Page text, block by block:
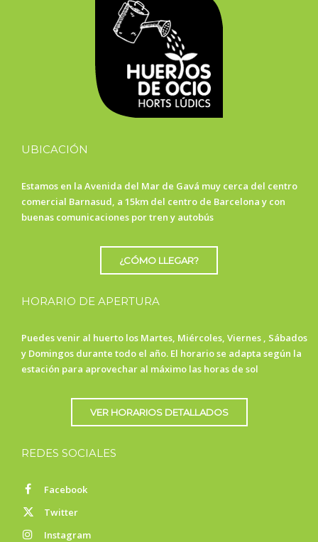
UBICACIÓN
Estamos en la Avenida del Mar de Gavá muy cerca del centro
comercial Barnasud, a 15km del centro de Barcelona y con
buenas comunicaciones por tren y autobús
¿CÓMO LLEGAR?
HORARIO DE APERTURA
Puedes venir al huerto los Martes, Miércoles, Viernes , Sábados
y Domingos durante todo el año. El horario se adapta según la
estación para aprovechar al máximo las horas de sol
VER HORARIOS DETALLADOS
REDES SOCIALES
Facebook
Twitter
Instagram